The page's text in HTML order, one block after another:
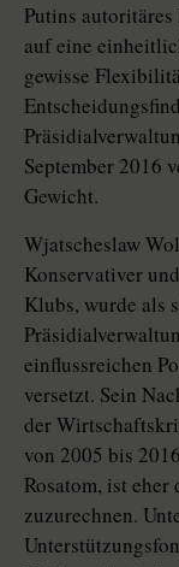
Putins
auf eine
gewisse
September 2016
Gewicht.
Wjatscheslaw
Konservativer
Klubs, wurde als
einflussreichen
versetzt. Sein
der
von 2005 bis
Rosatom, ist
zuzurechnen.